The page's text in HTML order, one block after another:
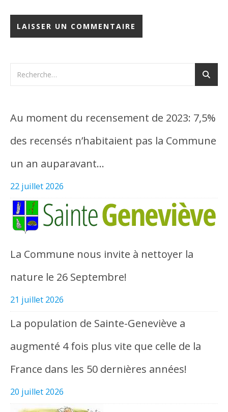
Au moment du recensement de 2023: 7,5%
des recensés n’habitaient pas la Commune
un an auparavant…
22 juillet 2026
La Commune nous invite à nettoyer la
nature le 26 Septembre!
21 juillet 2026
La population de Sainte-Geneviève a
augmenté 4 fois plus vite que celle de la
France dans les 50 dernières années!
20 juillet 2026